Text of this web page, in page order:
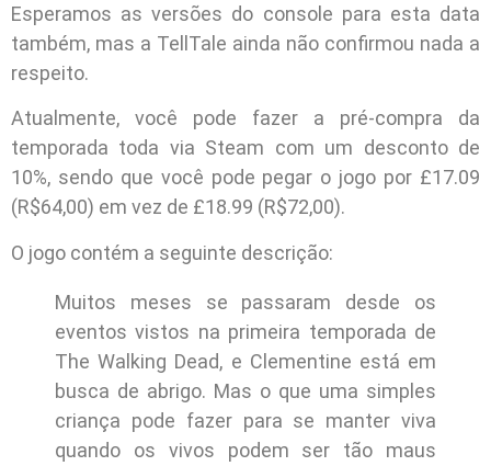
Esperamos as versões do console para esta data
também, mas a TellTale ainda não confirmou nada a
respeito.
Atualmente, você pode fazer a pré-compra da
temporada toda via Steam com um desconto de
10%, sendo que você pode pegar o jogo por £17.09
(R$64,00) em vez de £18.99 (R$72,00).
O jogo contém a seguinte descrição:
Muitos meses se passaram desde os
eventos vistos na primeira temporada de
The Walking Dead, e Clementine está em
busca de abrigo. Mas o que uma simples
criança pode fazer para se manter viva
quando os vivos podem ser tão maus